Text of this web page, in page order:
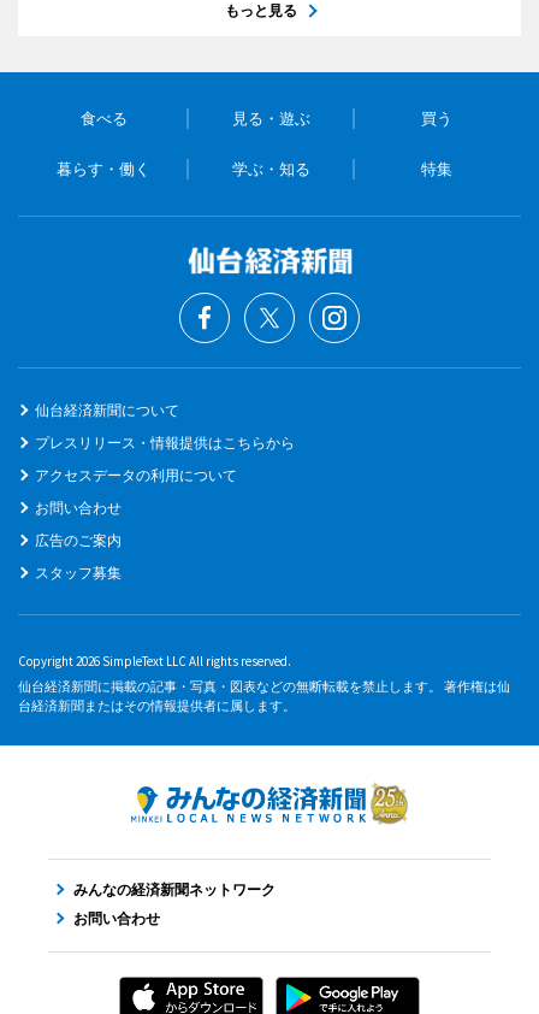
もっと見る
食べる 見る・遊ぶ 買う
暮らす・働く 学ぶ・知る 特集
仙台経済新聞について
プレスリリース・情報提供はこちらから
アクセスデータの利用について
お問い合わせ
広告のご案内
スタッフ募集
Copyright 2026 SimpleText LLC All rights reserved.
仙台経済新聞に掲載の記事・写真・図表などの無断転載を禁止します。 著作権は仙
台経済新聞またはその情報提供者に属します。
みんなの経済新聞ネットワーク
お問い合わせ